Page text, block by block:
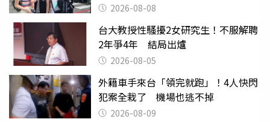
2026-08-08
台大教授性騷擾2女研究生！不服解聘
2年爭4年 結局出爐
2026-08-05
外籍車手來台「領完就跑」！4人快閃
犯案全栽了 機場也逃不掉
2026-08-09